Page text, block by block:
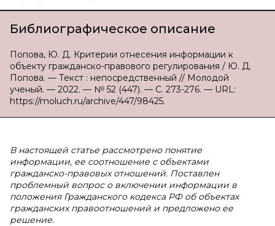
Библиографическое описание
Попова, Ю. Д. Критерии отнесения информации к
объекту гражданско-правового регулирования / Ю. Д.
Попова. — Текст : непосредственный // Молодой
ученый. — 2022. — № 52 (447). — С. 273-276. — URL:
https://moluch.ru/archive/447/98425.
В настоящей статье рассмотрено понятие
информации, ее соотношение с объектами
гражданско-правовых отношений. Поставлен
проблемный вопрос о включении информации в
положения Гражданского кодекса РФ об объектах
гражданских правоотношений и предложено ее
решение.